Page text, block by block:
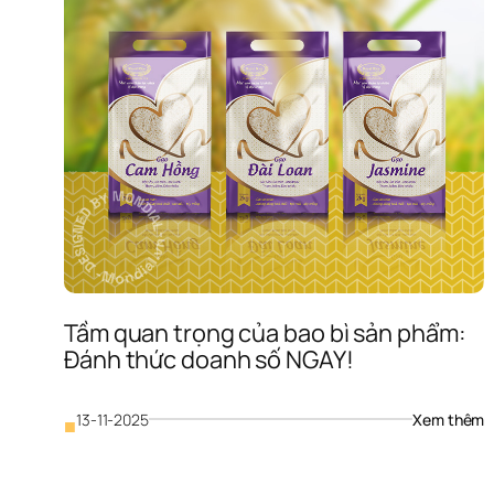
Tầm quan trọng của bao bì sản phẩm:
Đánh thức doanh số NGAY!
■13-11-2025 Xem thêm: